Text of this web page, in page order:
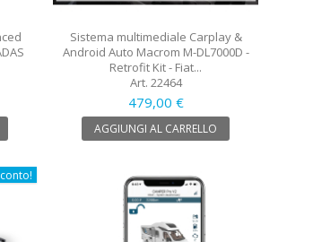
Sistema multimediale Carplay &
Android Auto Macrom M-DL7000D -
Retrofit Kit - Fiat...
Art. 22464
479,00 €
AGGIUNGI AL CARRELLO